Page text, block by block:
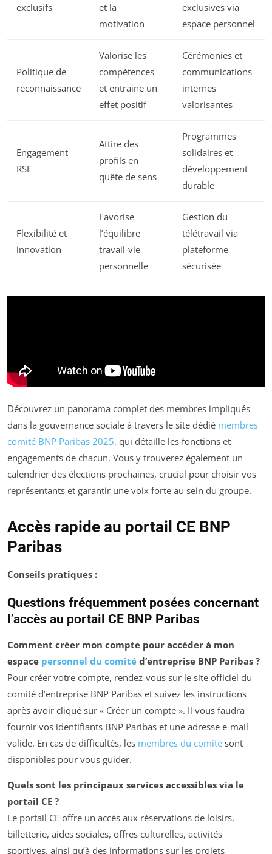
exclusifs
et la
motivation
exclusives via
espace personnel
Politique de
reconnaissance
Valorise les
compétences
et entraine un
effet positif
Cérémonies et
communications
internes
valorisantes
Engagement
RSE
Attire des
profils en
quête de sens
Programmes
solidaires et
développement
durable
Flexibilité et
innovation
Favorise
l’équilibre
travail-vie
personnelle
Gestion du
télétravail via
plateforme
sécurisée
Découvrez un panorama complet des membres impliqués
dans la gouvernance sociale à travers le site dédié membres
comité BNP Paribas 2025, qui détaille les fonctions et
engagements de chacun. Vous y trouverez également un
calendrier des élections prochaines, crucial pour choisir vos
représentants et garantir une voix forte au sein du groupe.
Accès rapide au portail CE BNP
Paribas
Conseils pratiques :
Questions fréquemment posées concernant
l’accès au portail CE BNP Paribas
Comment créer mon compte pour accéder à mon
espace personnel du comité d’entreprise BNP Paribas ?
Pour créer votre compte, rendez-vous sur le site officiel du
comité d’entreprise BNP Paribas et suivez les instructions
après avoir cliqué sur « Créer un compte ». Il vous faudra
fournir vos identifiants BNP Paribas et une adresse e-mail
valide. En cas de difficultés, les membres du comité sont
disponibles pour vous guider.
Quels sont les principaux services accessibles via le
portail CE ?
Le portail CE offre un accès aux réservations de loisirs,
billetterie, aides sociales, offres culturelles, activités
sportives, ainsi qu’à des informations sur les projets